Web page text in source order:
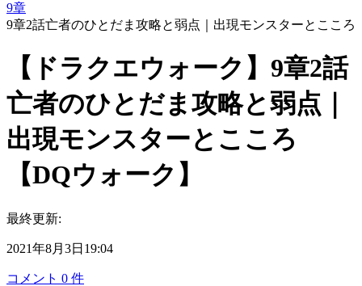
9章
9章2話亡者のひとだま攻略と弱点｜出現モンスターとこころ
【ドラクエウォーク】9章2話
亡者のひとだま攻略と弱点｜
出現モンスターとこころ
【DQウォーク】
最終更新:
2021年8月3日19:04
コメント 0 件